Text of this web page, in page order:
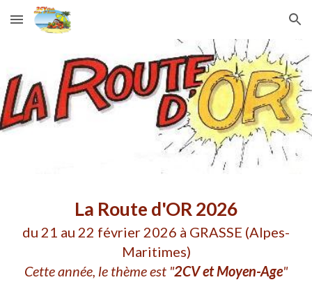
Skip to main content Skip to navigation
La Route d'OR 2026
du 21 au 22 février 2026 à GRASSE (Alpes-
Maritimes)
Cette année, le thème est "2CV et Moyen-Age"